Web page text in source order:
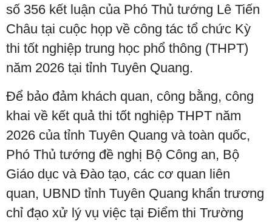
số 356 kết luận của Phó Thủ tướng Lê Tiến
Châu tại cuộc họp về công tác tổ chức Kỳ
thi tốt nghiệp trung học phổ thông (THPT)
năm 2026 tại tỉnh Tuyên Quang.
Để bảo đảm khách quan, công bằng, công
khai về kết quả thi tốt nghiệp THPT năm
2026 của tỉnh Tuyên Quang và toàn quốc,
Phó Thủ tướng đề nghị Bộ Công an, Bộ
Giáo dục và Đào tạo, các cơ quan liên
quan, UBND tỉnh Tuyên Quang khẩn trương
chỉ đạo xử lý vụ việc tại Điểm thi Trường